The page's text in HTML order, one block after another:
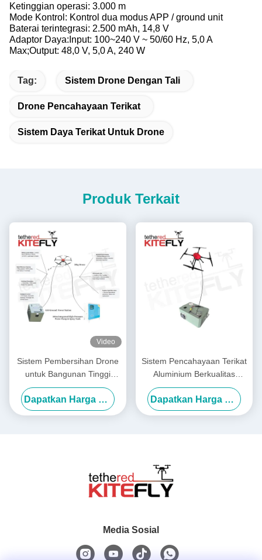
Ketinggian operasi: 3.000 m
Mode Kontrol: Kontrol dua modus APP / ground unit
Baterai terintegrasi: 2.500 mAh, 14,8 V
Adaptor Daya:Input: 100~240 V ~ 50/60 Hz, 5,0 A
Max;Output: 48,0 V, 5,0 A, 240 W
Tag: Sistem Drone Dengan Tali
Drone Pencahayaan Terikat
Sistem Daya Terikat Untuk Drone
Produk Terkait
Video
Sistem Pembersihan Drone
untuk Bangunan Tinggi
Kelelawar
Dapatkan Harga Terbaik
Sistem Pencahayaan Terikat
Aluminium Berkualitas
Aerospace M40 IP54 Kitefly
Dapatkan Harga Terbaik
Media Sosial